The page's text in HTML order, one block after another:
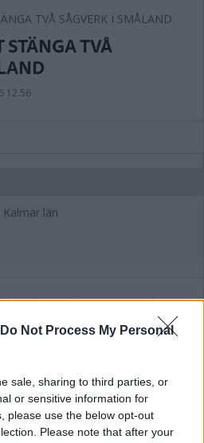
Do Not Process My Personal
sale, sharing to third parties, or
or sensitive information for
please use the below opt-out
Please note that after your
STÄNGA TVÅ
12.56
län
stadshotellet i
04.00